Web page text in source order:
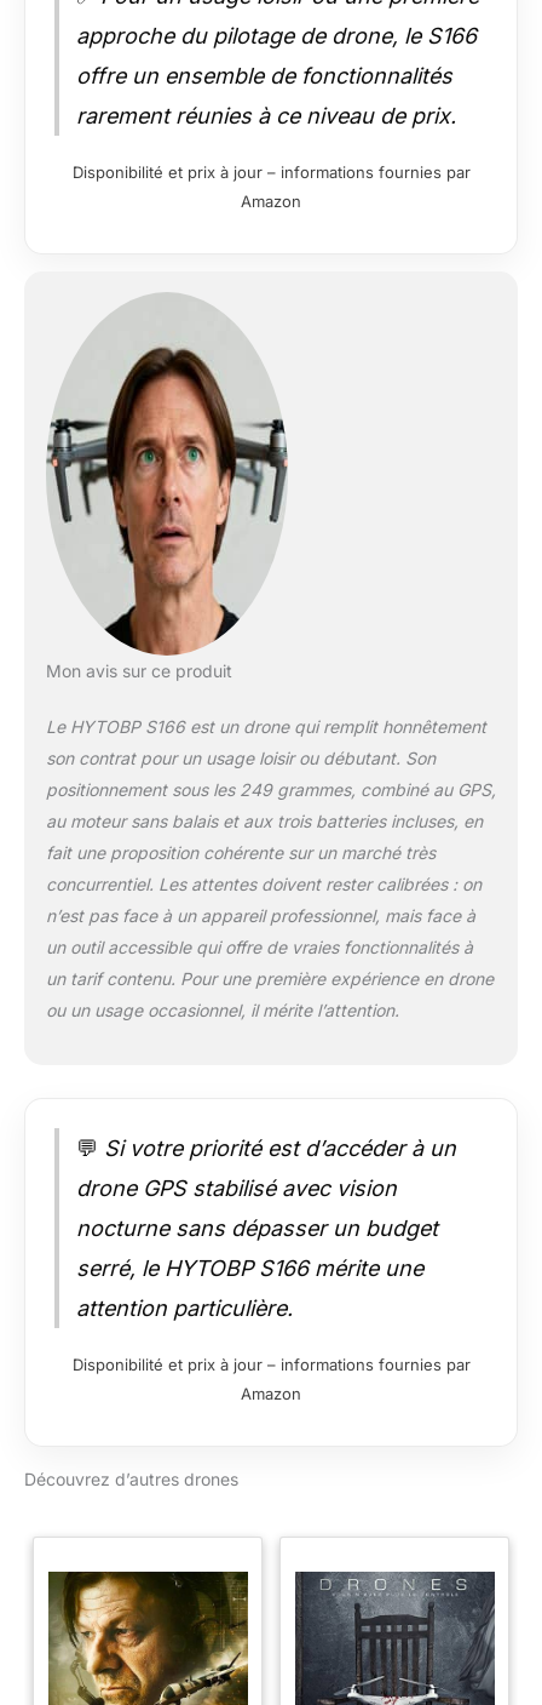
approche du pilotage de drone, le S166
offre un ensemble de fonctionnalités
rarement réunies à ce niveau de prix.
Disponibilité et prix à jour – informations fournies par
Amazon
Mon avis sur ce produit
Le HYTOBP S166 est un drone qui remplit honnêtement
son contrat pour un usage loisir ou débutant. Son
positionnement sous les 249 grammes, combiné au GPS,
au moteur sans balais et aux trois batteries incluses, en
fait une proposition cohérente sur un marché très
concurrentiel. Les attentes doivent rester calibrées : on
n’est pas face à un appareil professionnel, mais face à
un outil accessible qui offre de vraies fonctionnalités à
un tarif contenu. Pour une première expérience en drone
ou un usage occasionnel, il mérite l’attention.
💬 Si votre priorité est d’accéder à un
drone GPS stabilisé avec vision
nocturne sans dépasser un budget
serré, le HYTOBP S166 mérite une
attention particulière.
Disponibilité et prix à jour – informations fournies par
Amazon
Découvrez d’autres drones